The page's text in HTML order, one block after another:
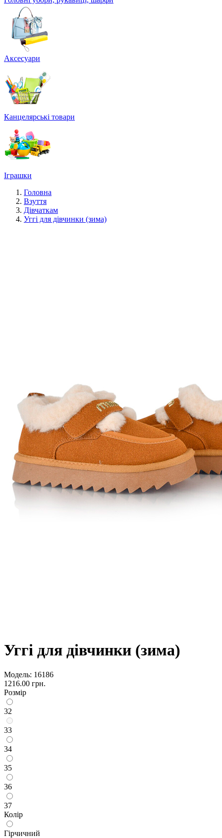
Аксесуари
Канцелярські товари
Іграшки
Головна
Взуття
Дівчаткам
Уггі для дівчинки (зима)
Уггі для дівчинки (зима)
Модель: 16186
1216.00 грн.
Розмір
32
33
34
35
36
37
Колір
Гірчичний